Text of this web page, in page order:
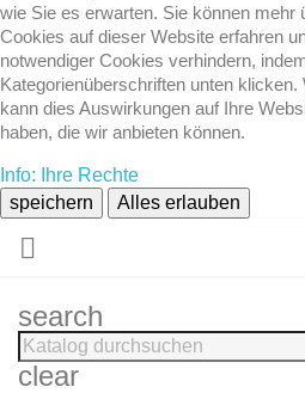
wie Sie es erwarten. Sie können mehr
Cookies auf dieser Website erfahren
notwendiger Cookies verhindern,
Kategorienüberschriften unten klicken.
kann dies Auswirkungen auf Ihre
haben, die wir anbieten können.
Info: Ihre Rechte
speichern
Alles erlauben

search
clear